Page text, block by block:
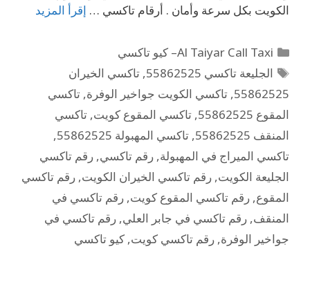
الكويت بكل سرعة وأمان . أرقام تاكسي … إقرأ المزيد
Al Taiyar Call Taxi– كيو تاكسي
الجليعة تاكسي 55862525
,تاكسي الخيران
55862525
, تاكسي الكويت جواخير الوفرة, تاكسي
المقوع 55862525
, تاكسي المقوع كويت, تاكسي
المنقف 55862525
, تاكسي المهبولة 55862525
,
تاكسي الميراج في المهبولة, رقم تاكسي, رقم تاكسي
الجليعة الكويت, رقم تاكسي الخيران الكويت, رقم تاكسي
المقوع, رقم تاكسي المقوع كويت, رقم تاكسي في
المنقف, رقم تاكسي في جابر العلي, رقم تاكسي في
جواخير الوفرة, رقم تاكسي كويت, كيو تاكسي